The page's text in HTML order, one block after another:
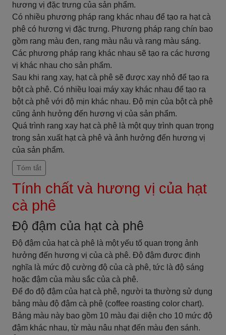
hương vị đặc trưng của sản phẩm.
Có nhiều phương pháp rang khác nhau để tạo ra hạt cà
phê có hương vị đặc trưng. Phương pháp rang chín bao
gồm rang màu đen, rang màu nâu và rang màu sáng.
Các phương pháp rang khác nhau sẽ tạo ra các hương
vị khác nhau cho sản phẩm.
Sau khi rang xay, hạt cà phê sẽ được xay nhỏ để tạo ra
bột cà phê. Có nhiều loại máy xay khác nhau để tạo ra
bột cà phê với độ mịn khác nhau. Độ mịn của bột cà phê
cũng ảnh hưởng đến hương vị của sản phẩm.
Quá trình rang xay hạt cà phê là một quy trình quan trọng
trong sản xuất hạt cà phê và ảnh hưởng đến hương vị
của sản phẩm.
Tóm tắt
Tính chất và hương vị của hạt
cà phê
Độ đậm của hạt cà phê
Độ đậm của hạt cà phê là một yếu tố quan trọng ảnh
hưởng đến hương vị của cà phê. Độ đậm được định
nghĩa là mức độ cường độ của cà phê, tức là độ sáng
hoặc đậm của màu sắc của cà phê.
Để đo độ đậm của hạt cà phê, người ta thường sử dụng
bảng màu độ đậm cà phê (coffee roasting color chart).
Bảng màu này bao gồm 10 màu đại diện cho 10 mức độ
đậm khác nhau, từ màu nâu nhạt đến màu đen sánh.